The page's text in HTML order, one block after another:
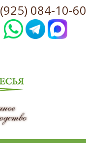
084-10-60